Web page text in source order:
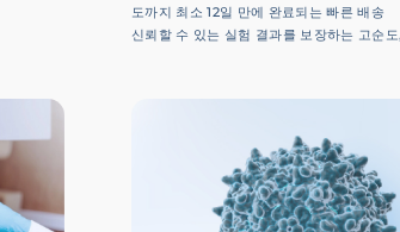
도까지 최소 12일 만에 완료되는 빠른 배송
신뢰할 수 있는 실험 결과를 보장하는 고순
50,000건 이상의 성공적인 프로젝트 수행